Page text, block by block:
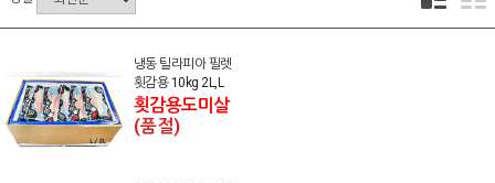
냉동 틸라피아 필렛
횟감용 10kg 2L,L
횟감용도미살
(품절)